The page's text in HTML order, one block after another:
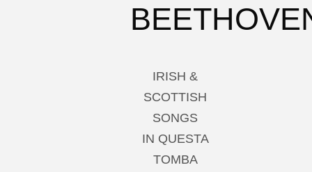
IRISH &
SCOTTISH
SONGS
IN QUESTA
TOMBA